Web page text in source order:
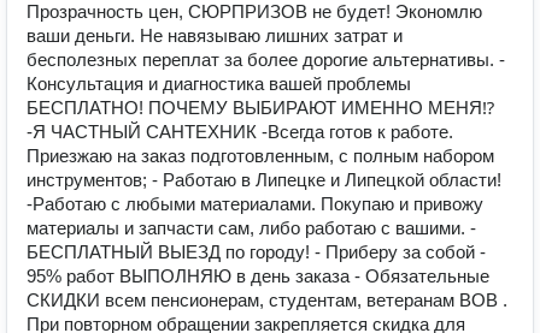
Прозрачность цен, СЮРПРИЗОВ не будет! Экономлю
ваши деньги. Не навязываю лишних затрат и
бесполезных переплат за более дорогие альтернативы. -
Консультация и диагностика вашей проблемы
БЕСПЛАТНО! ПОЧЕМУ ВЫБИРАЮТ ИМЕННО МЕНЯ⁉
-Я ЧАСТНЫЙ САНТЕХНИК -Всегда готов к работе.
Приезжаю на заказ подготовленным, с полным набором
инструментов; - Работаю в Липецке и Липецкой области!
-Работаю с любыми материалами. Покупаю и привожу
материалы и запчасти сам, либо работаю с вашими. -
БЕСПЛАТНЫЙ ВЫЕЗД по городу! - Приберу за собой -
95% работ ВЫПОЛНЯЮ в день заказа - Обязательные
СКИДКИ всем пенсионерам, студентам, ветеранам ВОВ .
При повторном обращении закрепляется скидка для